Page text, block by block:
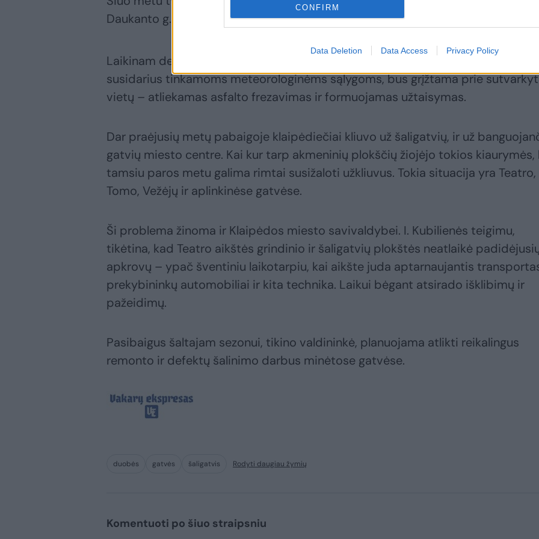
CONFIRM
Data Deletion Data Access Privacy Policy
Daukanto g., Liepų g., Joniškės g., Jaunystės g., Priešpilio g., Sausio 15-osios g.
Laikinam defektų pašalinimui naudojamas šaltas asfaltas, o įsivyravus
susidarius tinkamoms meteorologinėms sąlygoms, bus grįžtama prie
vietų – atliekamas asfalto frezavimas ir formuojamas užtaisymas.
Dar praėjusių metų pabaigoje klaipėdiečiai kliuvo už šaligatvių, ir už
gatvių miesto centre. Kai kur tarp akmeninių plokščių žiojėjo tokios kiaurymės,
tamsiu paros metu galima rimtai susižaloti užkliuvus. Tokia situacija yra Teatro,
Tomo, Vežėjų ir aplinkinėse gatvėse.
Ši problema žinoma ir Klaipėdos miesto savivaldybei. I. Kubilienės teigimu,
tikėtina, kad Teatro aikštės grindinio ir šaligatvių plokštės neatlaikė
apkrovų – ypač šventiniu laikotarpiu, kai aikšte juda aptarnaujantis
prekybininkų automobiliai ir kita technika. Laikui bėgant atsirado išklibimų ir
pažeidimų.
Pasibaigus šaltajam sezonui, tikino valdininkė, planuojama atlikti reikalingus
remonto ir defektų šalinimo darbus minėtose gatvėse.
duobės gatvės šaligatvis Rodyti daugiau žymių
Komentuoti po šiuo straipsniu